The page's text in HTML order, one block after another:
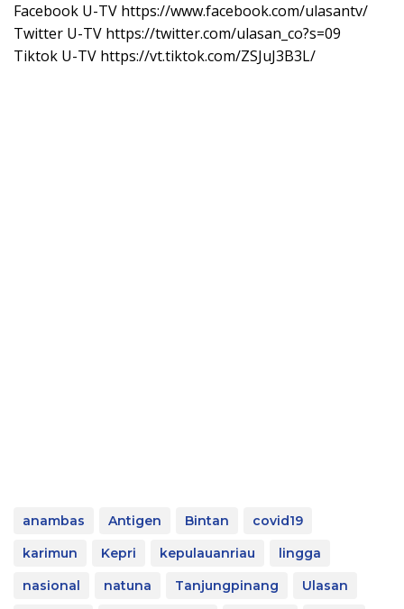
Facebook U-TV https://www.facebook.com/ulasantv/
Twitter U-TV https://twitter.com/ulasan_co?s=09
Tiktok U-TV https://vt.tiktok.com/ZSJuJ3B3L/
anambas Antigen Bintan
covid19
karimun
Kepri kepulauanriau
lingga
nasional
natuna Tanjungpinang
Ulasan